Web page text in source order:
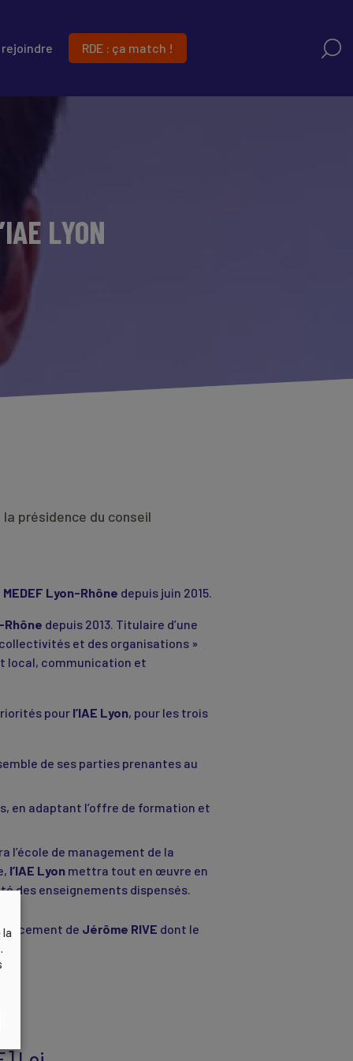
rejoindre RDE : ça match !
LYON
la présidence du conseil
MEDEF Lyon-Rhône depuis juin 2015.
Rhône depuis 2013. Titulaire d’une
collectivités et des organisations »
local, communication et
pour l’IAE Lyon, pour les trois
de ses parties prenantes au
en adaptant l’offre de formation et
l’école de management de la
l’IAE Lyon mettra tout en œuvre en
des enseignements dispensés.
de Jérôme RIVE dont le
la